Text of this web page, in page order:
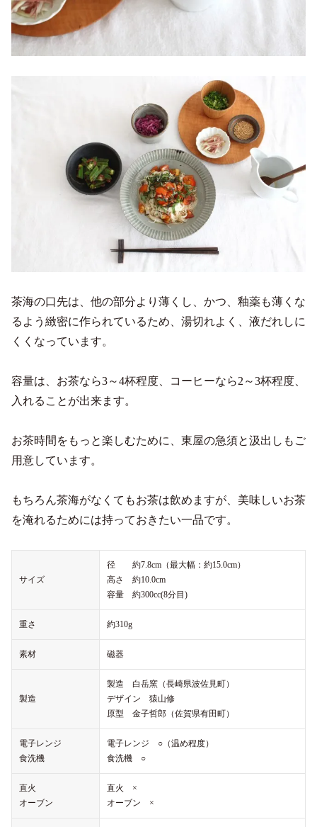
茶海の口先は、他の部分より薄くし、かつ、釉薬も薄くな
るよう緻密に作られているため、湯切れよく、液だれしに
くくなっています。
容量は、お茶なら3～4杯程度、コーヒーなら2～3杯程度、
入れることが出来ます。
お茶時間をもっと楽しむために、東屋の急須と汲出しもご
用意しています。
もちろん茶海がなくてもお茶は飲めますが、美味しいお茶
を淹れるためには持っておきたい一品です。
サイズ
径 約7.8cm（最大幅：約15.0cm）
高さ 約10.0cm
容量 約300cc(8分目)
重さ 約310g
素材 磁器
製造
製造 白岳窯（長崎県波佐見町）
デザイン 猿山修
原型 金子哲郎（佐賀県有田町）
電子レンジ
食洗機
電子レンジ ○（温め程度）
食洗機 ○
直火
オーブン
直火 ×
オーブン ×